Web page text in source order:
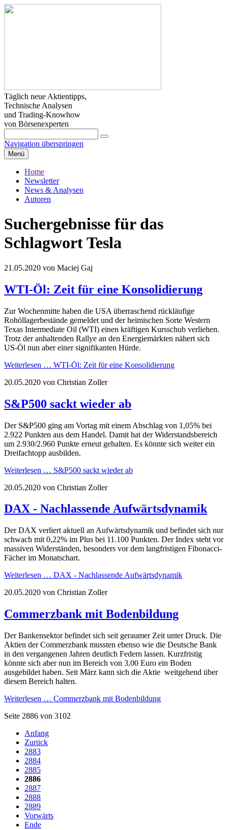
Täglich neue Aktientipps,
Technische Analysen
und Trading-Knowhow
von Börsenexperten
Navigation überspringen
Menü
Home
Newsletter
News & Analysen
Autoren
Suchergebnisse für das
Schlagwort Tesla
21.05.2020 von Maciej Gaj
WTI-Öl: Zeit für eine Konsolidierung
Zur Wochenmitte haben die USA überraschend rückläufige
Rohöllagerbestände gemeldet und der heimischen Sorte Western
Texas Intermediate Oil (WTI) einen kräftigen Kursschub verliehen.
Trotz der anhaltenden Rallye an den Energiemärkten nähert sich
US-Öl nun aber einer signifikanten Hürde.
Weiterlesen … WTI-Öl: Zeit für eine Konsolidierung
20.05.2020 von Christian Zoller
S&P500 sackt wieder ab
Der S&P500 ging am Vortag mit einem Abschlag von 1,05% bei
2.922 Punkten aus dem Handel. Damit hat der Widerstandsbereich
um 2.930/2.960 Punkte erneut gehalten. Es könnte sich weiter ein
Dreifachtopp ausbilden.
Weiterlesen … S&P500 sackt wieder ab
20.05.2020 von Christian Zoller
DAX - Nachlassende Aufwärtsdynamik
Der DAX verliert aktuell an Aufwärtsdynamik und befindet sich nur
schwach mit 0,22% im Plus bei 11.100 Punkten. Der Index steht vor
massiven Widerständen, besonders vor dem langfristigen Fibonacci-
Fächer im Monatschart.
Weiterlesen … DAX - Nachlassende Aufwärtsdynamik
20.05.2020 von Christian Zoller
Commerzbank mit Bodenbildung
Der Bankensektor befindet sich seit geraumer Zeit unter Druck. Die
Aktien der Commerzbank mussten ebenso wie die Deutsche Bank
in den vergangenen Jahren deutlich Federn lassen. Kurzfristig
könnte sich aber nun im Bereich von 3,00 Euro ein Boden
ausgebildet haben. Seit März kann sich die Aktie weitgehend über
diesem Bereich halten.
Weiterlesen … Commerzbank mit Bodenbildung
Seite 2886 von 3102
Anfang
Zurück
2883
2884
2885
2886
2887
2888
2889
Vorwärts
Ende